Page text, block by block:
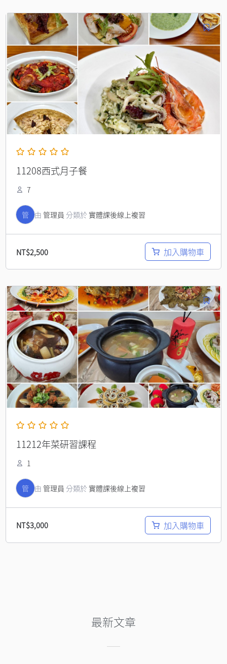
11208西式月子餐
7
管 由 管理員 分類於實體課後線上複習
NT$2,500 加入購物車
11212年菜研習課程
1
管 由 管理員 分類於實體課後線上複習
NT$3,000 加入購物車
最新文章